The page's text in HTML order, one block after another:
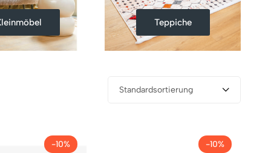
Teppiche
Standardsortierung
-10% -10%